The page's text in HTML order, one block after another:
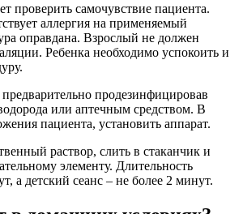
проверить самочувствие пациента.
аллергия на применяемый
оправдана. Взрослый не должен
Ребенка необходимо успокоить и
предварительно продезинфицировав
или аптечным средством. В
пациента, установить аппарат.
раствор, слить в стаканчик и
элементу. Длительность
а детский сеанс – не более 2 минут.